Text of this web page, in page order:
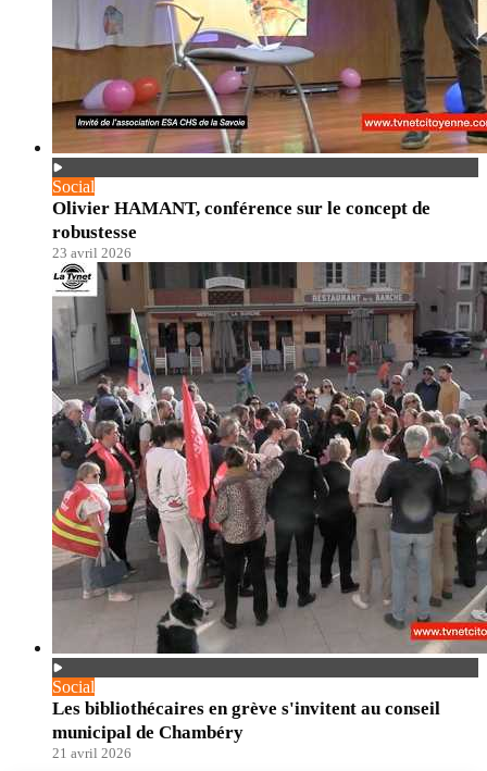
Social
Olivier HAMANT, conférence sur le concept de
robustesse
23 avril 2026
Social
Les bibliothécaires en grève s'invitent au conseil
municipal de Chambéry
21 avril 2026